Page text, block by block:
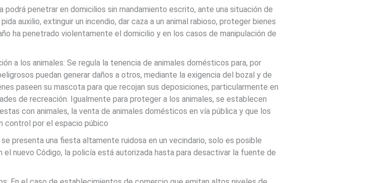
penetrar en domicilios sin mandamiento escrito, ante una situación de
auxilio, extinguir un incendio, dar caza a un animal rabioso, proteger bienes
ha penetrado violentamente el domicilio y en los casos de manipulación de
a los animales: Se regula la tenencia de animales domésticos para, por
puedan generar daños a otros, mediante la exigencia del bozal y de
paseen su mascota para que recojan sus deposiciones, particularmente en
de recreación. Igualmente para proteger a los animales, se establecen
con animales, la venta de animales domésticos en vía pública y que los
control por el espacio púbico
presenta una fiesta altamente ruidosa en un vecindario, solo es posible
el nuevo Código, la policía está autorizada hasta para desactivar la fuente de